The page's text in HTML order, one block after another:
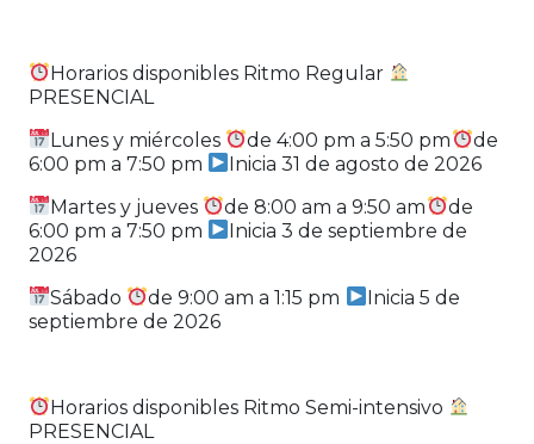
Horarios disponibles Ritmo Regular
PRESENCIAL
Lunes y miércoles
de 4:00 pm a 5:50 pm
de
6:00 pm a 7:50 pm
Inicia 31 de agosto de 2026
Martes y jueves
de 8:00 am a 9:50 am
de
6:00 pm a 7:50 pm
Inicia 3 de septiembre de
2026
Sábado
de 9:00 am a 1:15 pm
Inicia 5 de
septiembre de 2026
Horarios disponibles Ritmo Semi-intensivo
PRESENCIAL